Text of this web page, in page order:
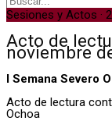
Sesiones y Actos ·
Acto de
noviembre
I Semana Severo
Acto de lectura
Ochoa